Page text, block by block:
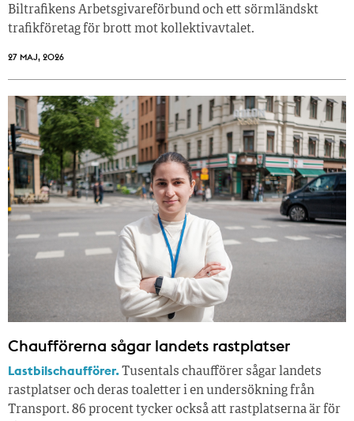
Biltrafikens Arbetsgivareförbund och ett sörmländskt
trafikföretag för brott mot kollektivavtalet.
27 MAJ, 2026
Chaufförerna sågar landets rastplatser
Lastbilschaufförer.Tusentals chaufförer sågar landets
rastplatser och deras toaletter i en undersökning från
Transport. 86 procent tycker också att rastplatserna är för